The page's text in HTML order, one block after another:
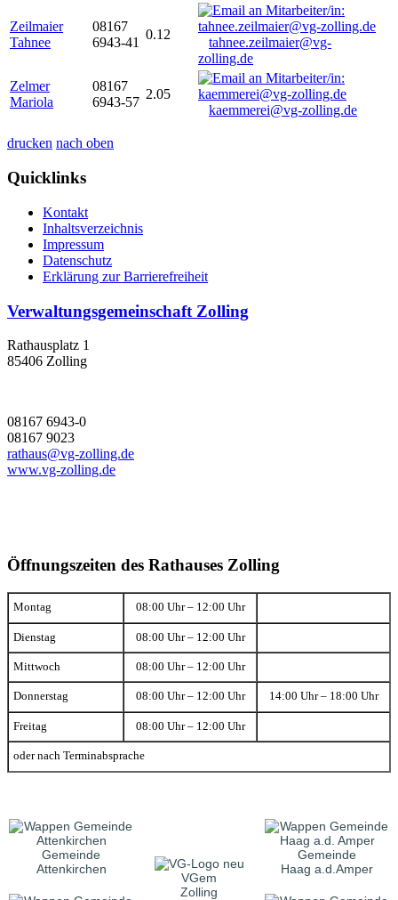
Zeilmaier
Tahnee
08167
6943-41
0.12
tahnee.zeilmaier@vg-
zolling.de
Zelmer
Mariola
08167
6943-57
2.05
kaemmerei@vg-zolling.de
drucken nach oben
Quicklinks
Kontakt
Inhaltsverzeichnis
Impressum
Datenschutz
Erklärung zur Barrierefreiheit
Verwaltungsgemeinschaft Zolling
Rathausplatz 1
85406 Zolling
08167 6943-0
08167 9023
rathaus@vg-zolling.de
www.vg-zolling.de
Öffnungszeiten des Rathauses Zolling
Montag 08:00 Uhr – 12:00 Uhr
Dienstag 08:00 Uhr – 12:00 Uhr
Mittwoch 08:00 Uhr – 12:00 Uhr
Donnerstag 08:00 Uhr – 12:00 Uhr 14:00 Uhr – 18:00 Uhr
Freitag 08:00 Uhr – 12:00 Uhr
oder nach Terminabsprache
Gemeinde
Attenkirchen
VGem
Zolling
Gemeinde
Haag a.d.Amper